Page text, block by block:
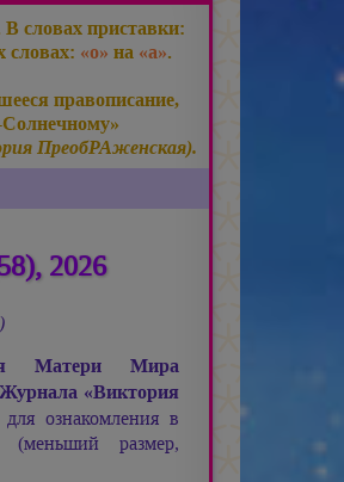
словах приставки:
словах: «о» на «а».
правописание,
ПреобРАженская).
2026
Матери Мира
«Виктория
ознакомления в
(меньший размер,